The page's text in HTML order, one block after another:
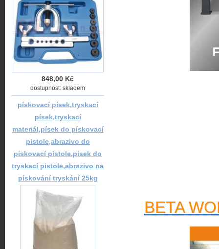
BETA
848,00 Kč
dostupnost: skladem
pískovací písek,tryskací
písek,tryskací
materiál,písek do pískovací
pistole,abrazivo do
pískovací pistole,písek do
tryskací pistole,abrazivo na
pískování tryskání 25kg